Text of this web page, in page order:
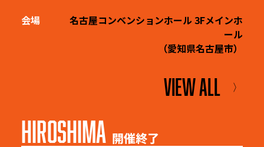
会場
名古屋コンベンションホール 3Fメインホ
ール
（愛知県名古屋市）
VIEW ALL 〉
HIROSHIMA 開催終了